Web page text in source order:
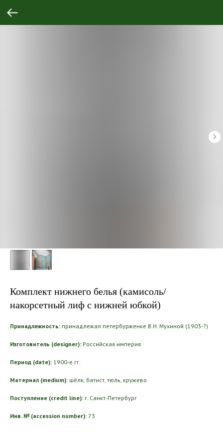
Комплект нижнего белья (камисоль/
накорсетный лиф с нижней юбкой)
Принадлежность: принадлежал петербурженке В.Н. Мухиной (1903-?)
Изготовитель (designer): Российская империя
Период (date): 1900-е гг.
Материал (medium): шёлк, батист, тюль, кружево
Поступление (credit line): г. Санкт-Петербург
Инв. № (accession number): 73